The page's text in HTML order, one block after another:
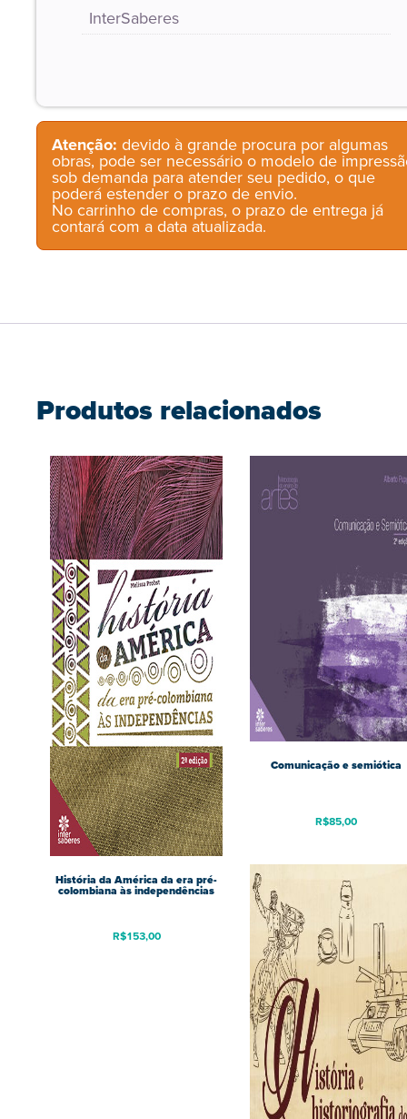
InterSaberes
Atenção: devido à grande procura por algumas
obras, pode ser necessário o modelo de
sob demanda para atender seu pedido, o que
poderá estender o prazo de envio.
No carrinho de compras, o prazo de entrega já
contará com a data atualizada.
Produtos relacionados
História da América da era pré-
colombiana às independências
R$153,00
Comunicação e semiótica
R$85,00